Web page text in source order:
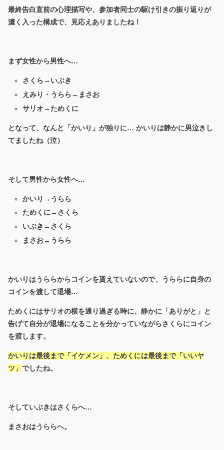
最終告白直前の心理描写や、参加者同士の駆け引きの振り返りが
濃く入った構成で、見応えありましたね！
まず女性から男性へ…
さくら→いぶき
えみり・うらら→まさお
サリオ→ためくに
となって、なんと「かいり」が独りに… かいりは静かに男泣きし
てましたね（泣）
そして男性から女性へ…
かいり→うらら
ためくに→さくら
いぶき→さくら
まさお→うらら
かいりはうららからコインを貰えていないので、うららに自身の
コインを渡して退場…
ためくにはサリオの横を通り過ぎる時に、静かに「ありがと」と
告げて自分が退場になることを分かっていながらさくらにコイン
を渡します。
かいりは最後まで「イケメン」、ためくには最後まで「いいヤ
ツ」 でしたね。
そしていぶきはさくらへ…
まさおはうららへ。